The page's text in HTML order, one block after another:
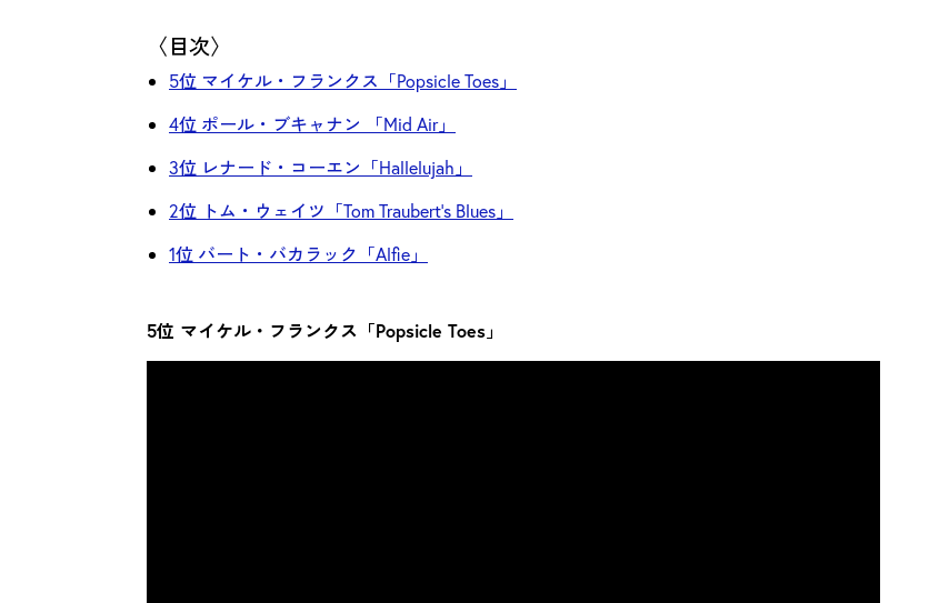
〈目次〉
5位 マイケル・フランクス「Popsicle Toes」
4位 ポール・ブキャナン 「Mid Air」
3位 レナード・コーエン「Hallelujah」
2位 トム・ウェイツ「Tom Traubert's Blues」
1位 バート・バカラック「Alfie」
5位 マイケル・フランクス「Popsicle Toes」